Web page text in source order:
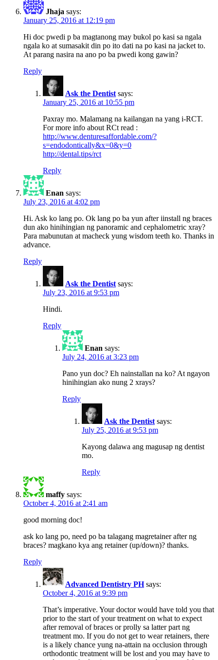
Jhaja says:
January 25, 2016 at 12:19 pm
Hi doc pwedi p ba magtanong may bukol po kasi sa ngala
ngala ko at sumasakit din po ito dati na po kasi na jacket to.
At parang nasira na ano po ba pwedi kong gawin?
Reply
Ask the Dentist says:
January 25, 2016 at 10:55 pm
Paxray mo. Malamang na kailangan na yang i-RCT.
For more info about RCt read :
http://www.denturesaffordable.com/?
s=endodontically&x=0&y=0
http://dental.tips/rct
Reply
Enan says:
July 23, 2016 at 4:02 pm
Hi. Ask ko lang po. Ok lang po ba yun after iinstall ng braces
dun ako hinihingian ng panoramic and cephalometric xray?
Para mabunutan at macheck yung wisdom teeth ko. Thanks in
advance.
Reply
Ask the Dentist says:
July 23, 2016 at 9:53 pm
Hindi.
Reply
Enan says:
July 24, 2016 at 3:23 pm
Pano yun doc? Eh nainstallan na ko? At ngayon
hinihingian ako nung 2 xrays?
Reply
Ask the Dentist says:
July 25, 2016 at 9:53 pm
Kayong dalawa ang magusap ng dentist
mo.
Reply
maffy says:
October 4, 2016 at 2:41 am
good morning doc!
ask ko lang po, need po ba talagang magretainer after ng
braces? magkano kya ang retainer (up/down)? thanks.
Reply
Advanced Dentistry PH says:
October 4, 2016 at 9:39 pm
That’s imperative. Your doctor would have told you that
prior to the start of your treatment on what to expect
after removal of braces or prolly sa latter part ng
treatment mo. If you do not get to wear retainers, there
is a likely chance yung na-attain na occlusion through
orthodontic treatment will be lost and you may have to